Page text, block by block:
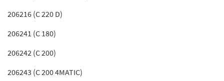
206216 (C 220 D)
206241 (C 180)
206242 (C 200)
206243 (C 200 4MATIC)